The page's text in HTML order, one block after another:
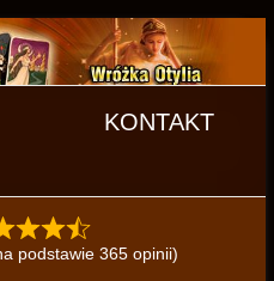
KONTAKT
podstawie 365 opinii)